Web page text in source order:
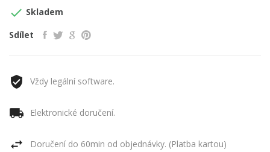
 Skladem
Sdílet
Vždy legální software.
Elektronické doručení.
Doručení do 60min od objednávky. (Platba kartou)